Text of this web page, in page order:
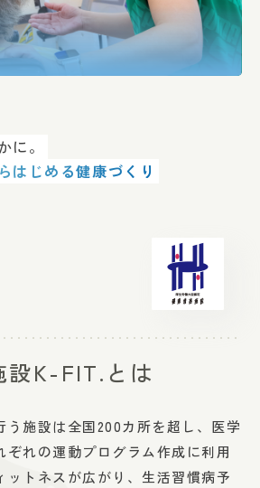
に。
はじめる健康づくり
設K-FIT.とは
う施設は全国200カ所を超し、医学
ぞれの運動プログラム作成に利用
ットネスが広がり、生活習慣病予